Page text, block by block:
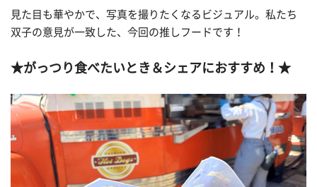
見た目も華やかで、写真を撮りたくなるビジュアル。私たち
双子の意見が一致した、今回の推しフードです！
★がっつり食べたいとき＆シェアにおすすめ！★